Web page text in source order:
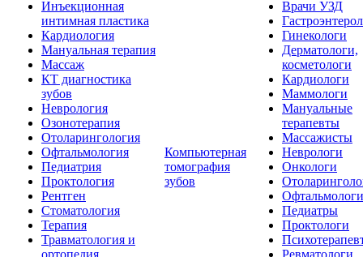
Инъекционная
интимная пластика
Кардиология
Мануальная терапия
Массаж
КТ диагностика
зубов
Неврология
Озонотерапия
Отоларингология
Офтальмология
Педиатрия
Проктология
Рентген
Стоматология
Терапия
Травматология и
ортопедия
Компьютерная
томография
зубов
Врачи УЗД
Гинекологи
Дерматологи,
косметологи
Кардиологи
Маммологи
Мануальные
терапевты
Массажисты
Неврологи
Онкологи
Офтальмологи
Педиатры
Проктологи
Ревматологи